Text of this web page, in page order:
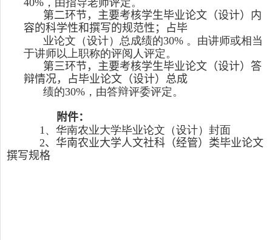
40%，由指导老师评定。
第二环节，主要考核学生毕业论文（设计）内
容的科学性和撰写的规范性；占毕
业论文（设计）总成绩的30% 。由讲师或相当
于讲师以上职称的评阅人评定。
第三环节，主要考核学生毕业论文（设计）答
辩情况，占毕业论文（设计）总成
绩的30%，由答辩评委评定。
附件：
1、华南农业大学毕业论文（设计）封面
2、 华南农业大学人文社科（经管）类毕业论文
撰写规格